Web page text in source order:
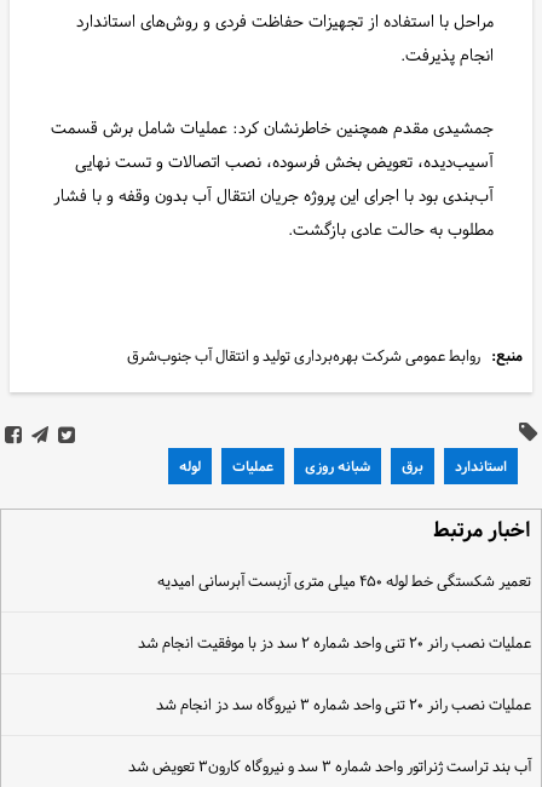
مراحل با استفاده از تجهیزات حفاظت فردی و روش‌های استاندارد
انجام پذیرفت.
جمشیدی مقدم همچنین خاطرنشان کرد: عملیات شامل برش قسمت
آسیب‌دیده، تعویض بخش فرسوده، نصب اتصالات و تست نهایی
آب‌بندی بود با اجرای این پروژه جریان انتقال آب بدون وقفه و با فشار
مطلوب به حالت عادی بازگشت.
منبع: روابط عمومی شرکت بهره‌برداری تولید و انتقال آب جنوب‌شرق
استاندارد برق شبانه روزی عملیات لوله
اخبار مرتبط
تعمیر شکستگی خط لوله ۴۵۰ میلی متری آزبست آبرسانی امیدیه
عملیات نصب رانر ۲۰ تنی واحد شماره ۲ سد دز با موفقیت انجام شد
عملیات نصب رانر ۲۰ تنی واحد شماره ۳ نیروگاه سد دز انجام شد
آب بند تراست ژنراتور واحد شماره ۳ سد و نیروگاه کارون۳ تعویض شد